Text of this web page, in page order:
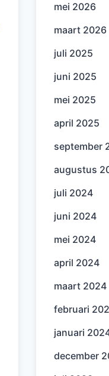
mei 2026
maart 2026
juli 2025
juni 2025
mei 2025
april 2025
september
augustus
juli 2024
juni 2024
mei 2024
april 2024
maart 2024
februari
januari
december